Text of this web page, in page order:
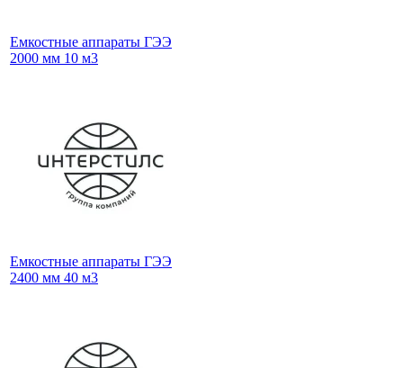
Емкостные аппараты ГЭЭ
2000 мм 10 м3
Емкостные аппараты ГЭЭ
2400 мм 40 м3